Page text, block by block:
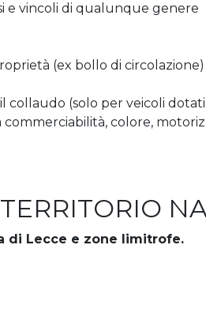
e vincoli di qualunque genere
(ex bollo di circolazione)
collaudo (solo per veicoli
colore,
di Lecce e zone limitrofe.